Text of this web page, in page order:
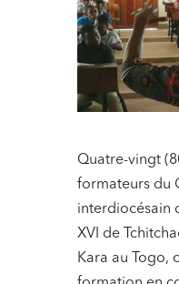
Quatre-vingt
formateurs du
interdiocésain
XVI de
Kara au Togo,